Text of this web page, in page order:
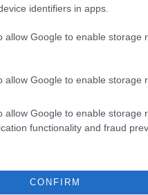
identifiers in apps.
allow Google to enable storage
allow Google to enable storage
allow Google to enable storage
functionality and fraud
CONFIRM
στις ΗΠΑ
για την ευρεία
με την οποία
400 εκατ.) απ’
στην κατοχή του
με πάνω